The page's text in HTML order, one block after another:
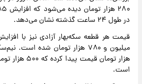
در طول ۲۴ ساعت گذشته نشان می‌دهد.
هزار تومان
است.